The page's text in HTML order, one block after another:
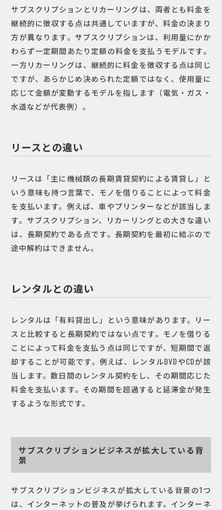
サブスクリプションとリカーリングは、両者とも料金を
継続的に徴収する点は共通していますが、料金の決まり
方が異なります。サブスクリプションは、利用量にかか
わらず一定期間あたり定額の料金を支払うモデルです。
一方リカーリングは、継続的に料金を徴収する点は同じ
ですが、あらかじめ決められた定額ではなく、使用量に
応じて金額が変動するモデルを指します（電気・ガス・
水道などが代表例）。
リースとの違い
リースは「主に機械類の長期賃貸契約による賃貸し」と
いう意味も持つ言葉で、モノを借りることによって料金
を支払います。例えば、車やプリンターなどが該当しま
す。サブスクリプション、リカーリングとの大きな違い
は、長期契約である点です。長期契約を最初に結ぶので
途中解約はできません。
レンタルとの違い
レンタルは「有料貸出し」という意味があります。リー
スと比較すると長期契約ではない点です。モノを借りる
ことによって料金を支払う点は同じですが、短期間で返
却することが可能です。例えば、レンタルDVDやCDが該
当します。数日間のレンタル契約をし、その期間応じた
料金を支払います。その期間を超過すると延滞金が発生
するような形式です。
サブスクリプションビジネスが拡大している背
景
サブスクリプションビジネスが拡大している背景の1つ
は、インターネットの普及が挙げられます。インターネ